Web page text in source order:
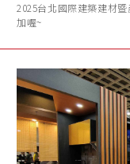
2025台北國際建築建材
加喔~